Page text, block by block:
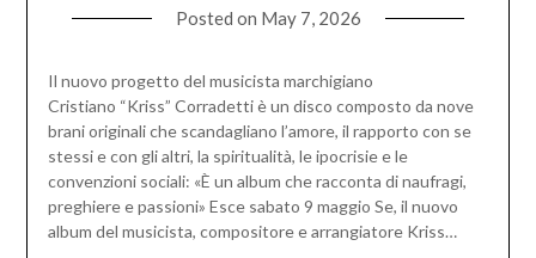
Posted on May 7, 2026
Il nuovo progetto del musicista marchigiano
Cristiano “Kriss” Corradetti è un disco composto da nove
brani originali che scandagliano l’amore, il rapporto con se
stessi e con gli altri, la spiritualità, le ipocrisie e le
convenzioni sociali: «È un album che racconta di naufragi,
preghiere e passioni» Esce sabato 9 maggio Se, il nuovo
album del musicista, compositore e arrangiatore Kriss…